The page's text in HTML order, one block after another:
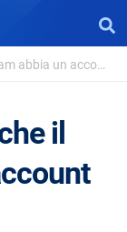
un account ...
il